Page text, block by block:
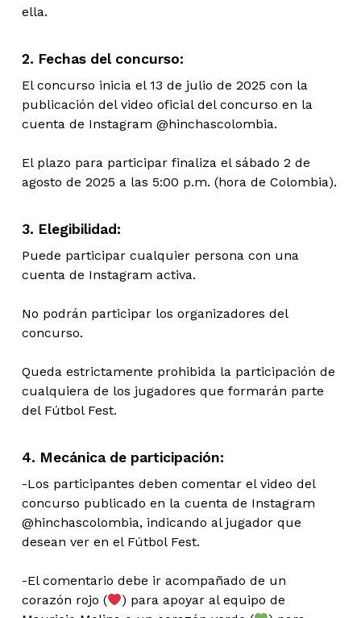
ella.
2. Fechas del concurso:
El concurso inicia el 13 de julio de 2025 con la
publicación del video oficial del concurso en la
cuenta de Instagram @hinchascolombia.
El plazo para participar finaliza el sábado 2 de
agosto de 2025 a las 5:00 p.m. (hora de Colombia).
3. Elegibilidad:
Puede participar cualquier persona con una
cuenta de Instagram activa.
No podrán participar los organizadores del
concurso.
Queda estrictamente prohibida la participación de
cualquiera de los jugadores que formarán parte
del Fútbol Fest.
4. Mecánica de participación:
-Los participantes deben comentar el video del
concurso publicado en la cuenta de Instagram
@hinchascolombia, indicando al jugador que
desean ver en el Fútbol Fest.
-El comentario debe ir acompañado de un
corazón rojo (
) para apoyar al equipo de